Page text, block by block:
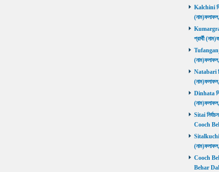
Kalchini
প্রার্থী
Tufanganj
Natabari
Dinhata
Sitai
Cooch
Sitalkuchi
Cooch
Behar